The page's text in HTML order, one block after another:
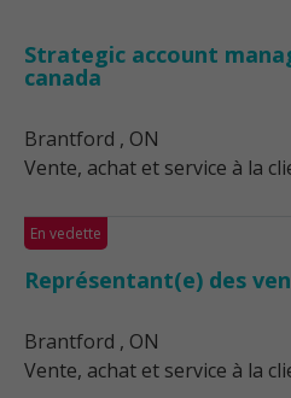
Strategic account
canada
Brantford , ON
Vente, achat et service à la
En vedette
Représentant(e) des
Brantford , ON
Vente, achat et service à la